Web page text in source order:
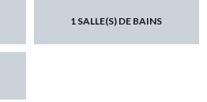
1 SALLE(S) DE BAINS